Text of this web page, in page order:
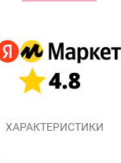
ХАРАКТЕРИСТИКИ